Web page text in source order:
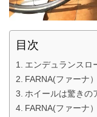
目次
エンデュランスロ
FARNA(ファーナ
ホイールは驚きの
FARNA(ファーナ